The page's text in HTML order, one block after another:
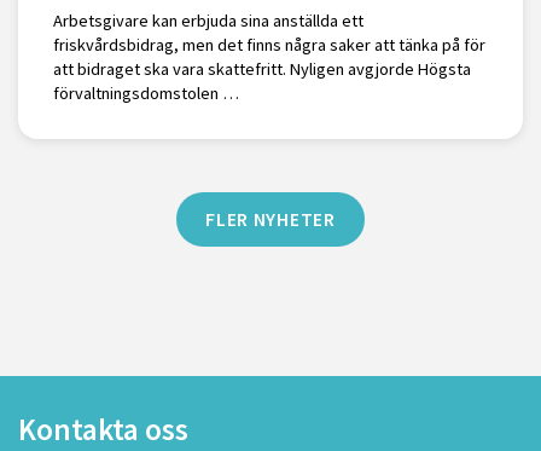
Arbetsgivare kan erbjuda sina anställda ett
friskvårdsbidrag, men det finns några saker att tänka på för
att bidraget ska vara skattefritt. Nyligen avgjorde Högsta
förvaltningsdomstolen …
FLER NYHETER
Kontakta oss